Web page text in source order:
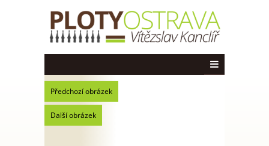
Předchozí obrázek
Další obrázek